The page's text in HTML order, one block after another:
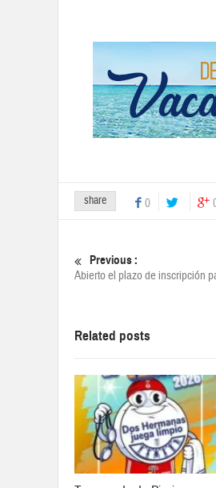
share 0
Previous :
Abierto el plazo de inscripción
Related posts